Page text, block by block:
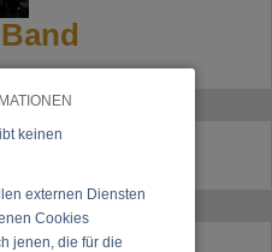
keinen
externen Diensten
Cookies
jenen, die für die